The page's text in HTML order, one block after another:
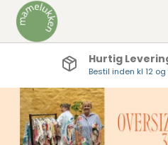
Hurtig
Bestil inden kl 12